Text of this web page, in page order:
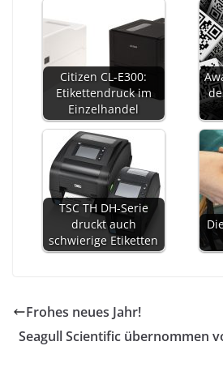
Citizen CL-E300:
Etikettendruck im
Einzelhandel
TSC TH DH-Serie
druckt auch
schwierige Etiketten
Frohes neues Jahr!
Seagull Scientific übernommen